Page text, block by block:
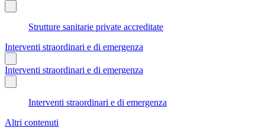
Strutture sanitarie private accreditate
Interventi straordinari e di emergenza
Interventi straordinari e di emergenza
Interventi straordinari e di emergenza
Altri contenuti